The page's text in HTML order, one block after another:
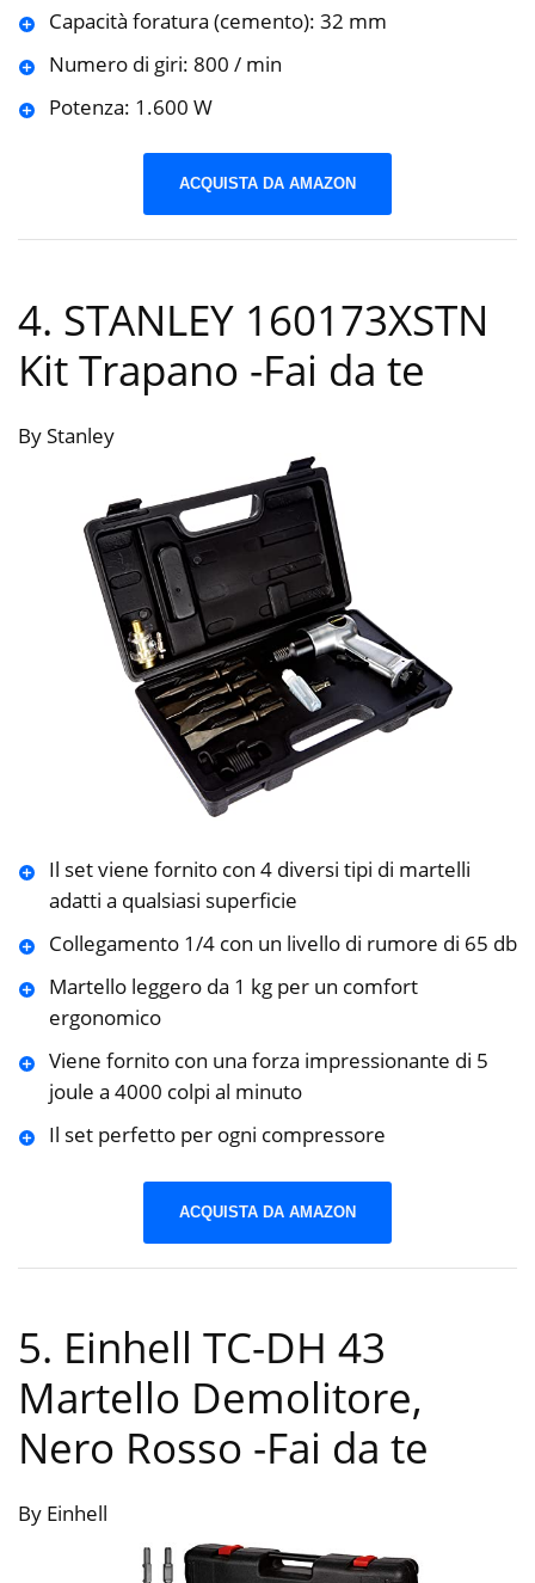
Capacità foratura (cemento): 32 mm
Numero di giri: 800 / min
Potenza: 1.600 W
ACQUISTA DA AMAZON
4. STANLEY 160173XSTN
Kit Trapano -Fai da te
By Stanley
Il set viene fornito con 4 diversi tipi di martelli
adatti a qualsiasi superficie
Collegamento 1/4 con un livello di rumore di 65 db
Martello leggero da 1 kg per un comfort
ergonomico
Viene fornito con una forza impressionante di 5
joule a 4000 colpi al minuto
Il set perfetto per ogni compressore
ACQUISTA DA AMAZON
5. Einhell TC-DH 43
Martello Demolitore,
Nero Rosso -Fai da te
By Einhell